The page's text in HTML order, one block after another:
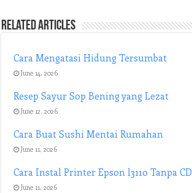
Related Articles
Cara Mengatasi Hidung Tersumbat
June 14, 2026
Resep Sayur Sop Bening yang Lezat
June 12, 2026
Cara Buat Sushi Mentai Rumahan
June 11, 2026
Cara Instal Printer Epson l3110 Tanpa CD
June 11, 2026